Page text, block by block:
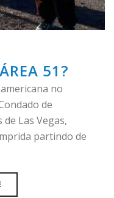
51?
no
de
de Las Vegas,
partindo de